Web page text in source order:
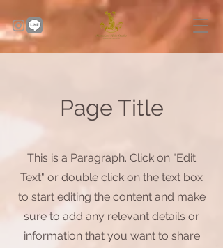
Page Title
This is a Paragraph. Click on "Edit
Text" or double click on the text box
to start editing the content and make
sure to add any relevant details or
information that you want to share